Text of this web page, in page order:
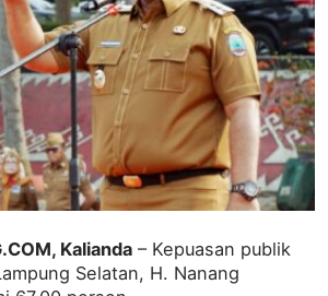
Kalianda – Kepuasan publik
Selatan, H. Nanang